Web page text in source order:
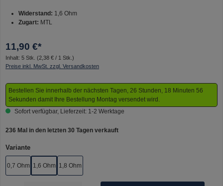
Widerstand: 1,6 Ohm
Zugart: MTL
11,90 €*
Inhalt: 5 Stk. (2,38 € / 1 Stk.)
Preise inkl. MwSt. zzgl. Versandkosten
Bestellen Sie innerhalb der nächsten Tagen, 26 Stunden, 18 Minuten 56
Sekunden damit Ihre Bestellung Montag versendet wird.
Sofort verfügbar, Lieferzeit: 1-2 Werktage
236 Mal in den letzten 30 Tagen verkauft
Varianteauswählen
0,7 Ohm 1,6 Ohm 1,8 Ohm